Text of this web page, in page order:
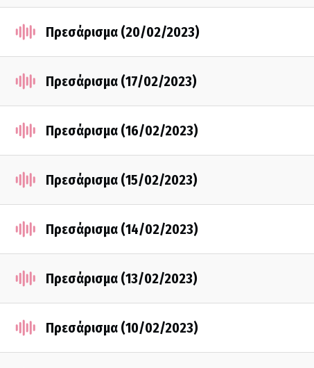
Πρεσάρισμα (20/02/2023)
Πρεσάρισμα (17/02/2023)
Πρεσάρισμα (16/02/2023)
Πρεσάρισμα (15/02/2023)
Πρεσάρισμα (14/02/2023)
Πρεσάρισμα (13/02/2023)
Πρεσάρισμα (10/02/2023)